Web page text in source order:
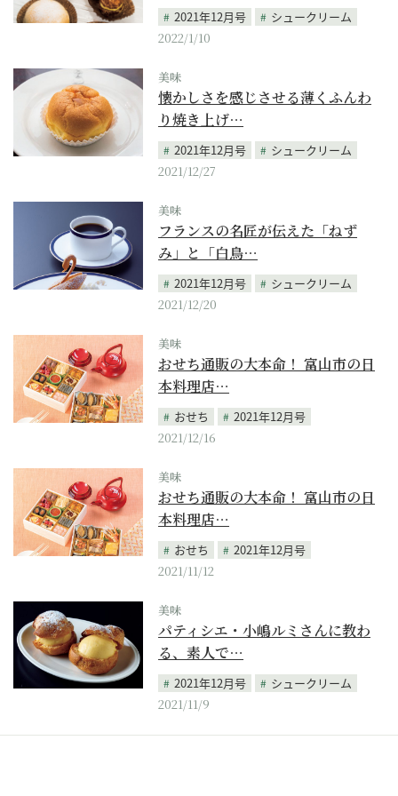
2021年12月号
シュークリーム
2022/1/10
美味
懐かしさを感じさせる薄くふんわ
り焼き上げ…
2021年12月号
シュークリーム
2021/12/27
美味
フランスの名匠が伝えた「ねず
み」と「白鳥…
2021年12月号
シュークリーム
2021/12/20
美味
おせち通販の大本命！ 富山市の日
本料理店…
おせち
2021年12月号
2021/12/16
美味
おせち通販の大本命！ 富山市の日
本料理店…
おせち
2021年12月号
2021/11/12
美味
パティシエ・小嶋ルミさんに教わ
る、素人で…
2021年12月号
シュークリーム
2021/11/9